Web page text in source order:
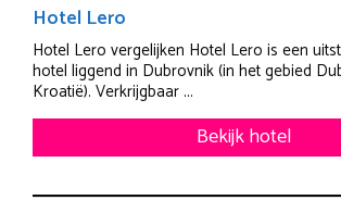
Hotel Lero
Hotel Lero vergelijken Hotel Lero is een
hotel liggend in Dubrovnik (in het gebied
Kroatië). Verkrijgbaar ...
Bekijk hotel